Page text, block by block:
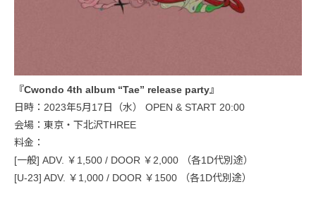
『Cwondo 4th album “Tae” release party』
日時：2023年5月17日（水） OPEN & START 20:00
会場：東京・下北沢THREE
料金：
[一般] ADV. ￥1,500 / DOOR ￥2,000 （各1D代別途）
[U-23] ADV. ￥1,000 / DOOR ￥1500 （各1D代別途）